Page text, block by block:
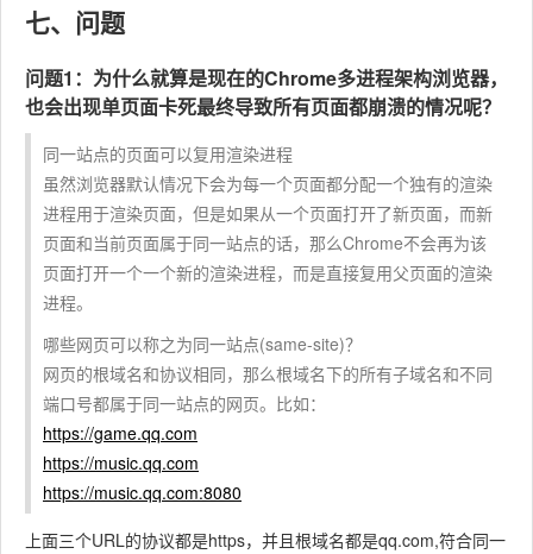
七、问题
问题1：为什么就算是现在的Chrome多进程架构浏览器，
也会出现单页面卡死最终导致所有页面都崩溃的情况呢？
同一站点的页面可以复用渲染进程
虽然浏览器默认情况下会为每一个页面都分配一个独有的渲染
进程用于渲染页面，但是如果从一个页面打开了新页面，而新
页面和当前页面属于同一站点的话，那么Chrome不会再为该
页面打开一个一个新的渲染进程，而是直接复用父页面的渲染
进程。
哪些网页可以称之为同一站点(same-site)？
网页的根域名和协议相同，那么根域名下的所有子域名和不同
端口号都属于同一站点的网页。比如：
https://game.qq.com
https://music.qq.com
https://music.qq.com:8080
上面三个URL的协议都是https，并且根域名都是qq.com,符合同一